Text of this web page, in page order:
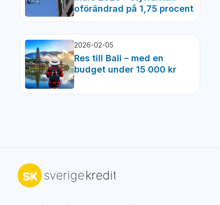
oförändrad på 1,75 procent
2026-02-05
Res till Bali – med en
budget under 15 000 kr